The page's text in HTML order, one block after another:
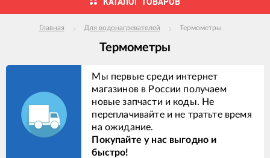
Главная Для водонагревателей Термометры
Термометры
Мы первые среди интернет
магазинов в России получаем
новые запчасти и коды. Не
переплачивайте и не тратьте время
на ожидание.
Покупайте у нас выгодно и
быстро!